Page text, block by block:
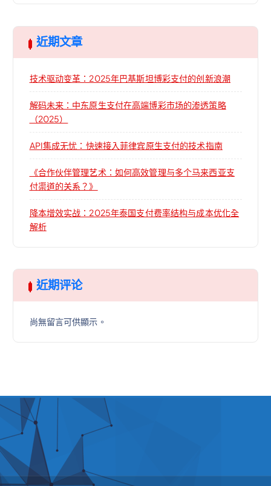
近期文章
技术驱动变革：2025年巴基斯坦博彩支付的创新浪潮
解码未来：中东原生支付在高端博彩市场的渗透策略
（2025）
API集成无忧：快速接入菲律宾原生支付的技术指南
《合作伙伴管理艺术：如何高效管理与多个马来西亚支
付渠道的关系？》
降本增效实战：2025年泰国支付费率结构与成本优化全
解析
近期评论
尚無留言可供顯示。